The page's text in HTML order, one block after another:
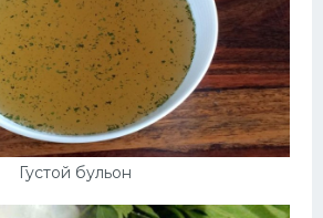
Густой бульон